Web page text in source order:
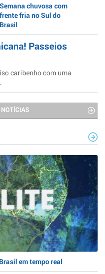
Semana chuvosa com
frente fria no Sul do
Brasil
Passeios
caribenho com uma
em tempo real